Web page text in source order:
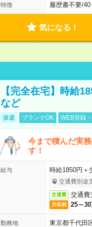
特徴 履歴書不要/40
気になる！
【完全在宅】時給
など
派遣 ブランクOK WEB登録
今まで積んだ実
す！
給与 時給1850円
交通費別途
交通費 交通費
月収例 25～30
勤務地
東京都千代田